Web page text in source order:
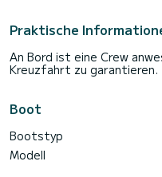
Praktische
An Bord ist eine Crew
Kreuzfahrt zu garantieren.
Boot
Bootstyp
Modell